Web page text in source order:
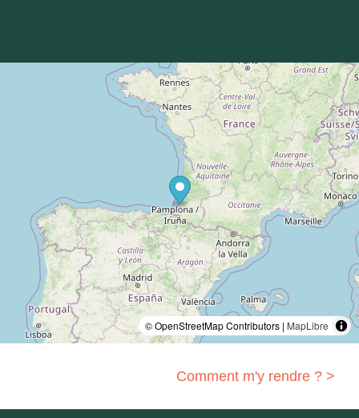
© OpenStreetMap Contributors | MapLibre
Comment m'y rendre ? >